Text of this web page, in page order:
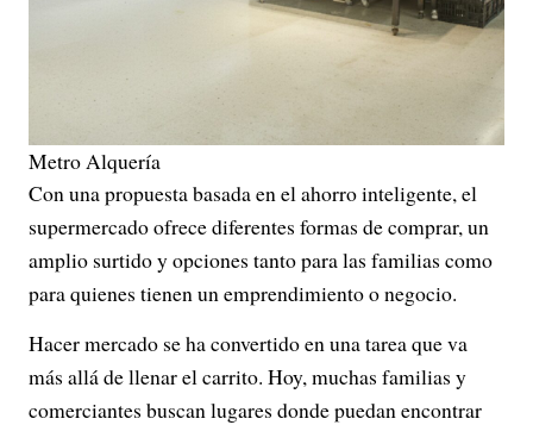
Metro Alquería
Con una propuesta basada en el ahorro inteligente, el
supermercado ofrece diferentes formas de comprar, un
amplio surtido y opciones tanto para las familias como
para quienes tienen un emprendimiento o negocio.
Hacer mercado se ha convertido en una tarea que va
más allá de llenar el carrito. Hoy, muchas familias y
comerciantes buscan lugares donde puedan encontrar